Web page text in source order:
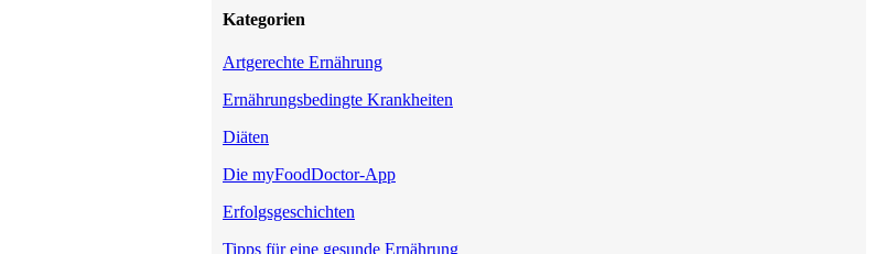
Kategorien
Artgerechte Ernährung
Ernährungsbedingte Krankheiten
Diäten
Die myFoodDoctor-App
Erfolgsgeschichten
Tipps für eine gesunde Ernährung